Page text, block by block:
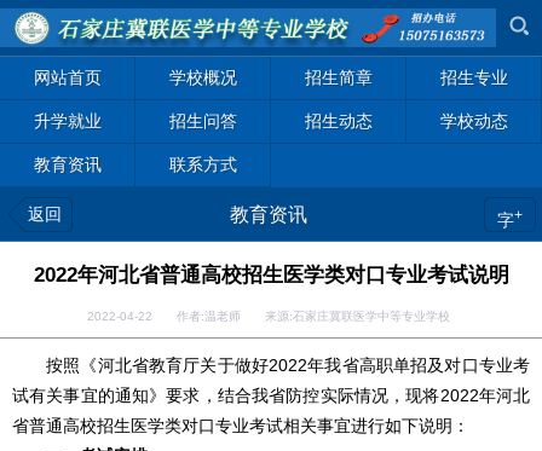
网站首页 学校概况 招生简章 招生专业
升学就业 招生问答 招生动态 学校动态
教育资讯 联系方式
返回 教育资讯 字+
2022年河北省普通高校招生医学类对口专业考试说明
2022-04-22 作者:温老师 来源:石家庄冀联医学中等专业学校
按照《河北省教育厅关于做好2022年我省高职单招及对口专业考
试有关事宜的通知》要求，结合我省防控实际情况，现将2022年河北
省普通高校招生医学类对口专业考试相关事宜进行如下说明：